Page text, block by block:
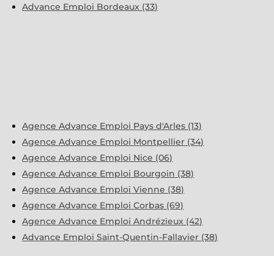
Advance Emploi Bordeaux (33)
Agence Advance Emploi Pays d'Arles (13)
Agence Advance Emploi Montpellier (34)
Agence Advance Emploi Nice (06)
Agence Advance Emploi Bourgoin (38)
Agence Advance Emploi Vienne (38)
Agence Advance Emploi Corbas (69)
Agence Advance Emploi Andrézieux (42)
Advance Emploi Saint-Quentin-Fallavier (38)